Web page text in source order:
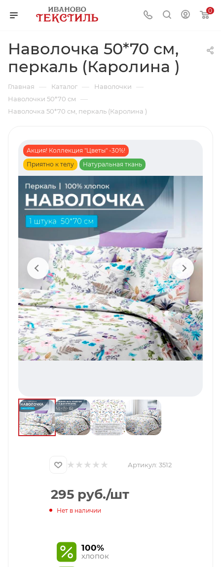
0
Наволочка 50*70 см,
перкаль (Каролина )
Главная — Каталог — Наволочки —
Наволочки 50*70 см —
Наволочка 50*70 см, перкаль (Каролина )
Акция! Коллекция "Цветы" -30%!
Приятно к телу
Натуральная ткань
Артикул: 3512
295 руб./шт
Нет в наличии
100%
хлопок